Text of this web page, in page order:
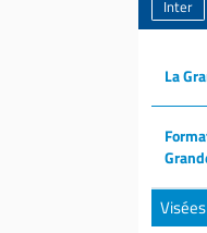
Inter
La